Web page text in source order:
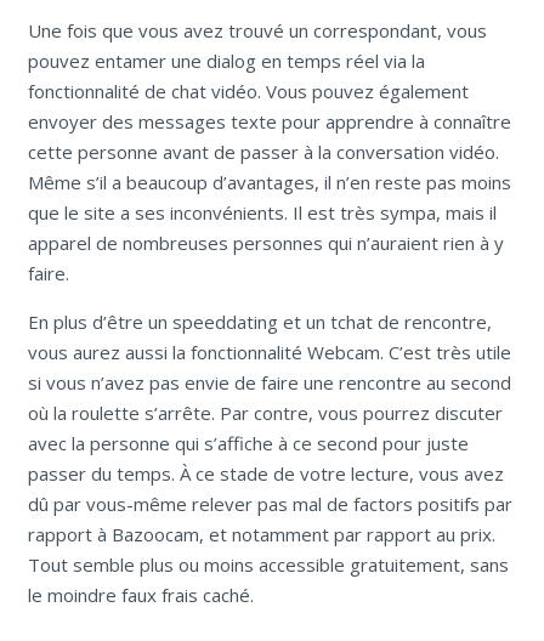
Une fois que vous avez trouvé un correspondant, vous
pouvez entamer une dialog en temps réel via la
fonctionnalité de chat vidéo. Vous pouvez également
envoyer des messages texte pour apprendre à connaître
cette personne avant de passer à la conversation vidéo.
Même s’il a beaucoup d’avantages, il n’en reste pas moins
que le site a ses inconvénients. Il est très sympa, mais il
apparel de nombreuses personnes qui n’auraient rien à y
faire.
En plus d’être un speeddating et un tchat de rencontre,
vous aurez aussi la fonctionnalité Webcam. C’est très utile
si vous n’avez pas envie de faire une rencontre au second
où la roulette s’arrête. Par contre, vous pourrez discuter
avec la personne qui s’affiche à ce second pour juste
passer du temps. À ce stade de votre lecture, vous avez
dû par vous-même relever pas mal de factors positifs par
rapport à Bazoocam, et notamment par rapport au prix.
Tout semble plus ou moins accessible gratuitement, sans
le moindre faux frais caché.